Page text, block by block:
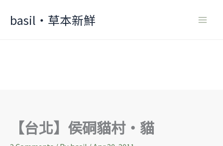
basil‧草本新鮮
【台北】侯硐貓村‧貓